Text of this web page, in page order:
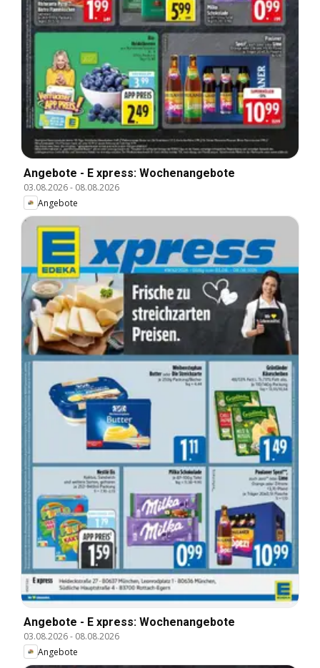
Angebote - E xpress: Wochenangebote
03.08.2026- 08.08.2026
Angebote
Angebote - E xpress: Wochenangebote
03.08.2026- 08.08.2026
Angebote